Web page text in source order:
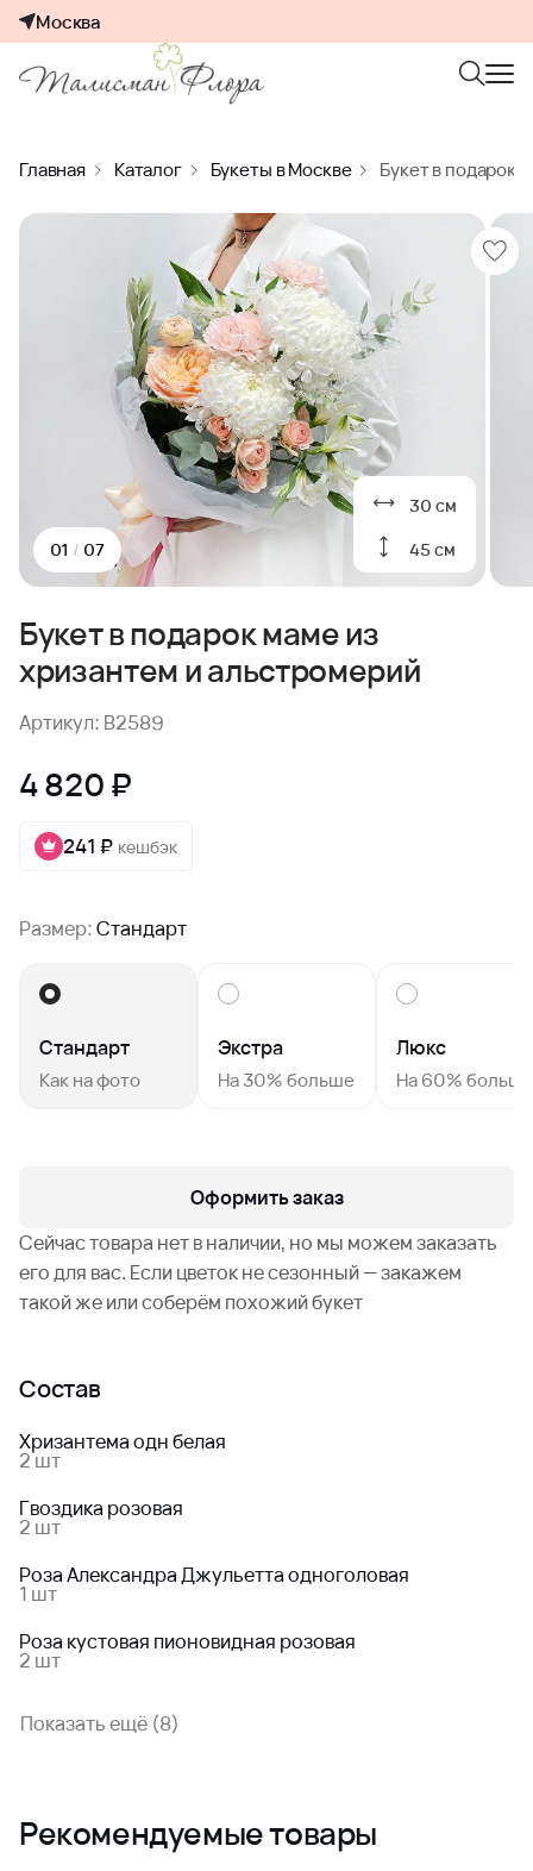
Москва
Главная Каталог Букеты в Москве Букет в подарок
30 см
45 см
01 / 07
Букет в подарок маме из
хризантем и альстромерий
Артикул: B2589
4 820 ₽
241 ₽ кешбэк
Размер:Стандарт
Стандарт
Как на фото
Экстра
На 30% больше
Люкс
На 60% больше
Оформить заказ
Сейчас товара нет в наличии, но мы можем заказать
его для вас. Если цветок не сезонный — закажем
такой же или соберём похожий букет
Состав
Хризантема одн белая
2 шт
Гвоздика розовая
2 шт
Роза Александра Джульетта одноголовая
1 шт
Роза кустовая пионовидная розовая
2 шт
Показать ещё (8)
Рекомендуемые товары